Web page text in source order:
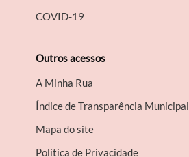
COVID-19
Outros acessos
A Minha Rua
Índice de Transparência Municipal
Mapa do site
Política de Privacidade